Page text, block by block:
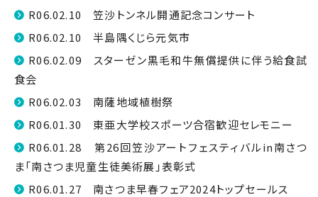
R06.02.10 笠沙トンネル開通記念コンサート
R06.02.10 半島隅くじら元気市
R06.02.09 スターゼン黒毛和牛無償提供に伴う給食試
食会
R06.02.03 南薩地域植樹祭
R06.01.30 東亜大学校スポーツ合宿歓迎セレモニー
R06.01.28 第26回笠沙アートフェスティバルin南さつ
ま「南さつま児童生徒美術展」表彰式
R06.01.27 南さつま早春フェア2024トップセールス